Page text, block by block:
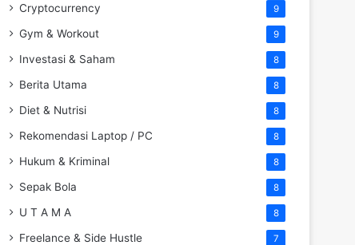
Cryptocurrency 9
Gym & Workout 9
Investasi & Saham 8
Berita Utama 8
Diet & Nutrisi 8
Rekomendasi Laptop / PC 8
Hukum & Kriminal 8
Sepak Bola 8
U T A M A 8
Freelance & Side Hustle 7